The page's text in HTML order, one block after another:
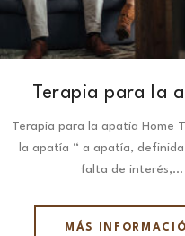
Terapia para la
Terapia para la apatía Home
la apatía “ a apatía,
falta de interés,…
MÁS